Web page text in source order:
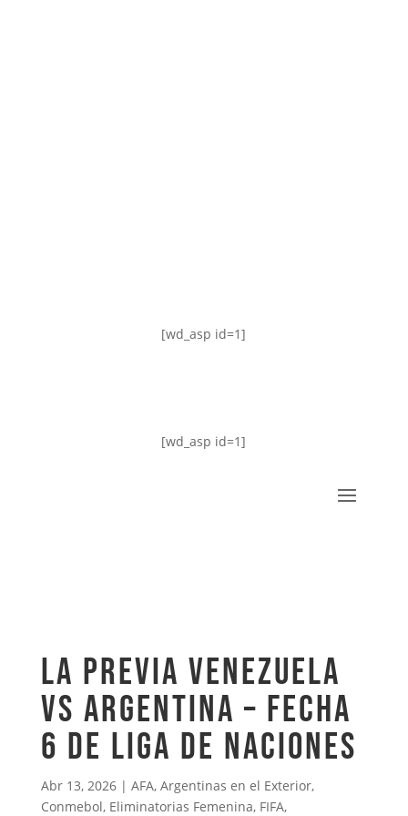
[wd_asp id=1]
[wd_asp id=1]
LA PREVIA VENEZUELA
VS ARGENTINA – FECHA
6 DE LIGA DE NACIONES
Abr 13, 2026| AFA, Argentinas en el Exterior,
Conmebol, Eliminatorias Femenina, FIFA,